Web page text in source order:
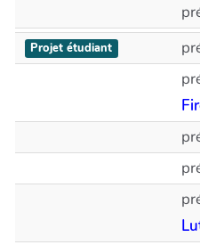
Projet étudiant